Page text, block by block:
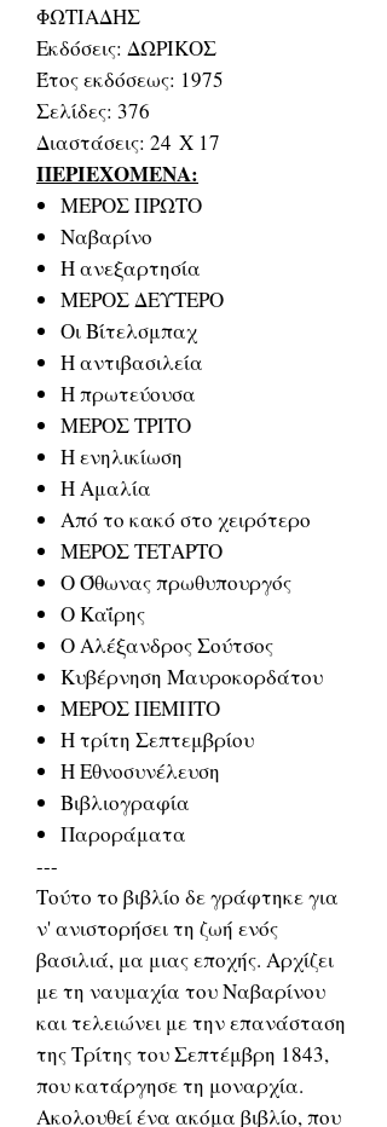
ΦΩΤΙΑΔΗΣ
Εκδόσεις: ΔΩΡΙΚΟΣ
Έτος εκδόσεως: 1975
Σελίδες: 376
Διαστάσεις: 24 Χ 17
ΠΕΡΙΕΧΟΜΕΝΑ:
ΜΕΡΟΣ ΠΡΩΤΟ
Ναβαρίνο
Η ανεξαρτησία
ΜΕΡΟΣ ΔΕΥΤΕΡΟ
Οι Βίτελσμπαχ
Η αντιβασιλεία
Η πρωτεύουσα
ΜΕΡΟΣ ΤΡΙΤΟ
Η ενηλικίωση
Η Αμαλία
Από το κακό στο χειρότερο
ΜΕΡΟΣ ΤΕΤΑΡΤΟ
Ο Όθωνας πρωθυπουργός
Ο Καΐρης
Ο Αλέξανδρος Σούτσος
Κυβέρνηση Μαυροκορδάτου
ΜΕΡΟΣ ΠΕΜΠΤΟ
Η τρίτη Σεπτεμβρίου
Η Εθνοσυνέλευση
Βιβλιογραφία
Παροράματα
---
Τούτο το βιβλίο δε γράφτηκε για
ν' ανιστορήσει τη ζωή ενός
βασιλιά, μα μιας εποχής. Αρχίζει
με τη ναυμαχία του Ναβαρίνου
και τελειώνει με την επανάσταση
της Τρίτης του Σεπτέμβρη 1843,
που κατάργησε τη μοναρχία.
Ακολουθεί ένα ακόμα βιβλίο, που